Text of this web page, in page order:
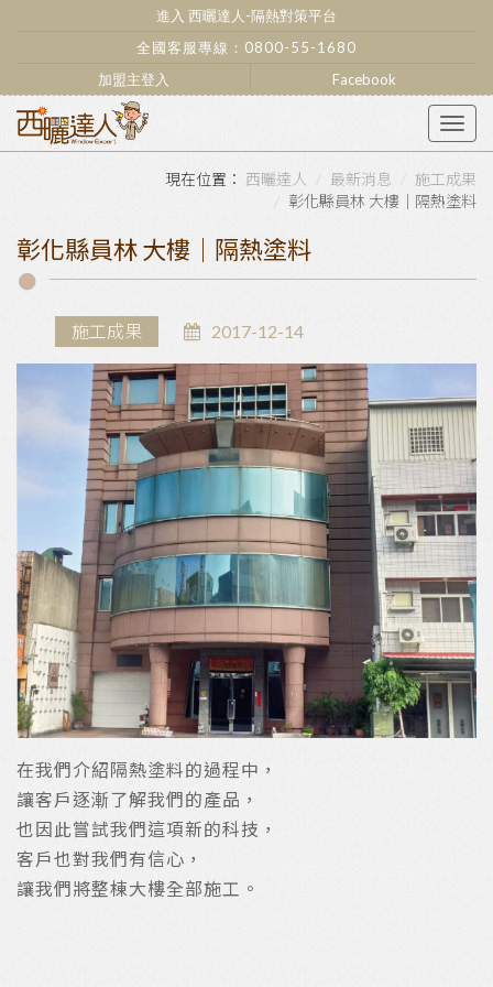
進入 西曬達人-隔熱對策平台
全國客服專線： 0800-55-1680
加盟主登入
Facebook
西曬達人 最新消息
施工成果
彰化縣員林 大樓｜隔熱塗料
彰化縣員林 大樓｜隔熱塗料
施工成果 2017-12-14
在我們介紹隔熱塗料的過程中，
讓客戶逐漸了解我們的產品，
也因此嘗試我們這項新的科技，
客戶也對我們有信心，
讓我們將整棟大樓全部施工。